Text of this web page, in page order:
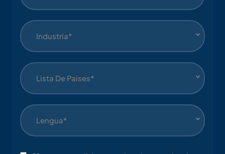
Industria*
Lista De Paises*
Lengua*